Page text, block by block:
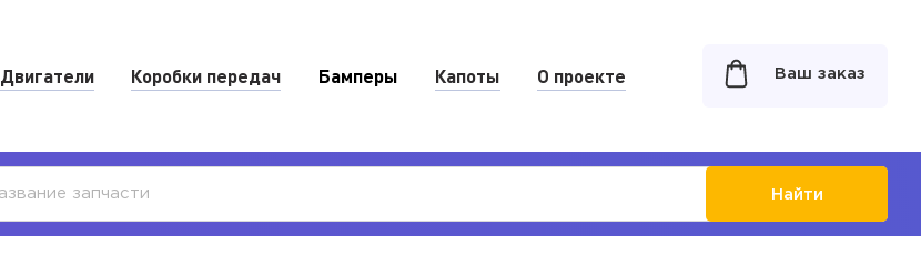
Двигатели Коробки передач Бамперы Капоты О проекте Ваш заказ
Найти